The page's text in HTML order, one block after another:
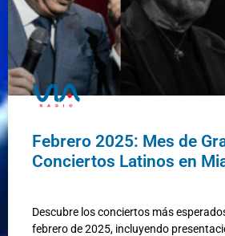
Febrero 2025: Mes de
Conciertos Latinos en
Descubre los conciertos más
febrero de 2025, incluyendo